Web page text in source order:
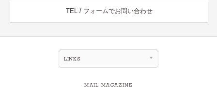
TEL / フォームでお問い合わせ
LINKS
MAIL MAGAZINE